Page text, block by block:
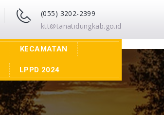
(055) 3202-2399
ktt@tanatidungkab.go.id
KECAMATAN
LPPD 2024